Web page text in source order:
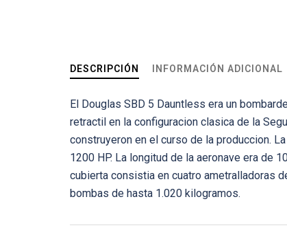
DESCRIPCIÓN INFORMACIÓN ADICIONAL
El Douglas SBD 5 Dauntless era un
retractil en la configuracion clasica de la
construyeron en el curso de la produccion.
1200 HP. La longitud de la aeronave era de
cubierta consistia en cuatro ametralladoras
bombas de hasta 1.020 kilogramos.